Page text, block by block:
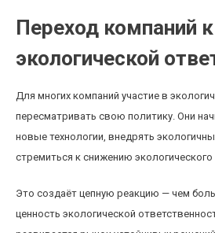
Переход компаний к
экологической
Для многих компаний участие в
пересматривать свою политику. Они
новые технологии, внедрять
стремиться к снижению экологического
Это создаёт цепную реакцию — чем
ценность экологической